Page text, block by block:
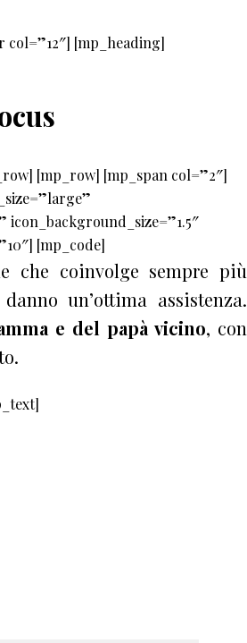
[mp_heading]
[mp_row] [mp_span col=”2″]
[mp_code]
che coinvolge sempre più
un’ottima assistenza.
e del papà vicino, con